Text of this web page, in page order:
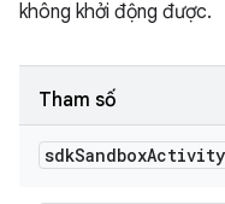
không khởi động được.
Tham số
sdkSandboxActivity